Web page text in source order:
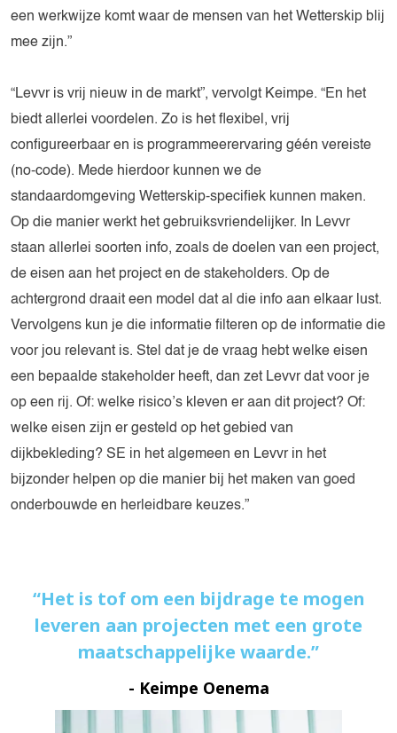
een werkwijze komt waar de mensen van het Wetterskip blij
mee zijn.”
“Levvr is vrij nieuw in de markt”, vervolgt Keimpe. “En het
biedt allerlei voordelen. Zo is het flexibel, vrij
configureerbaar en is programmeerervaring géén vereiste
(no-code). Mede hierdoor kunnen we de
standaardomgeving Wetterskip-specifiek kunnen maken.
Op die manier werkt het gebruiksvriendelijker. In Levvr
staan allerlei soorten info, zoals de doelen van een project,
de eisen aan het project en de stakeholders. Op de
achtergrond draait een model dat al die info aan elkaar lust.
Vervolgens kun je die informatie filteren op de informatie die
voor jou relevant is. Stel dat je de vraag hebt welke eisen
een bepaalde stakeholder heeft, dan zet Levvr dat voor je
op een rij. Of: welke risico’s kleven er aan dit project? Of:
welke eisen zijn er gesteld op het gebied van
dijkbekleding? SE in het algemeen en Levvr in het
bijzonder helpen op die manier bij het maken van goed
onderbouwde en herleidbare keuzes.”
Het is tof om een bijdrage te mogen
leveren aan projecten met een grote
maatschappelijke waarde.
- Keimpe Oenema